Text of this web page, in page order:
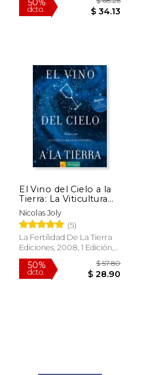
50%
El Vino del Cielo a la
Tierra: La Viticultura
en Biodinámica
Nicolas Joly
(5)
La Fertilidad De La Tierra
Ediciones, 2008, 1 Edición,
Tapa Blanda, Nuevo